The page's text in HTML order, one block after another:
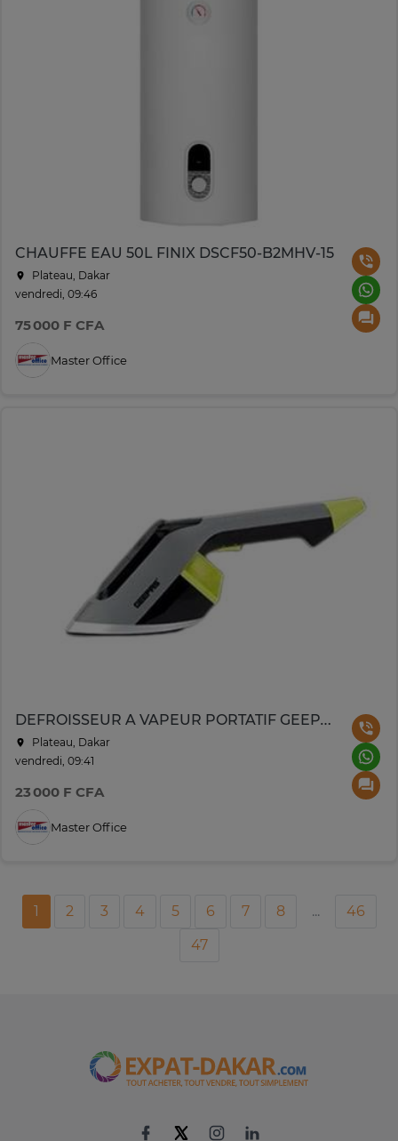
CHAUFFE EAU 50L FINIX DSCF50-B2MHV-15
Plateau, Dakar
vendredi, 09:46
75 000 F CFA
Master Office
DEFROISSEUR A VAPEUR PORTATIF GEEPAS 0.17L
Plateau, Dakar
vendredi, 09:41
23 000 F CFA
Master Office
1 2 3 4 5 6 7 8 ...
46
47